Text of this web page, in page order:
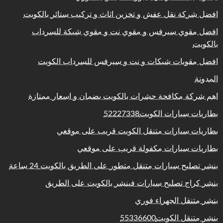
افضل شركة نقل عفش و تخزين اثاث و تركيب ستائر بالكويت
افضل مقوي سيرفس و مقوي نت و مقوي شبكة للسرداب
بالكويت
افضل مقويات شبكات و نت و سيرفس للسرداب الكويت
المدونة
اهم شركة مكافحة حشرات بالكويت بضمان و اسعار ممتازة
بطاريات سيارات الكويت52227338
بطاريات سيارات متنقل الكويت قريب على موقعي
بطاريات سيارات مكفولة قريب على موقعي
بنشر تصليح سيارات متنقل متطور على الطريق بالكويت 24 ساعة
بنشر كراج تصليح سيارات فينشر بالكويت على الطريق
بنشر متنقل الجهراء فوري
بنشر متنقل الكويت55336600